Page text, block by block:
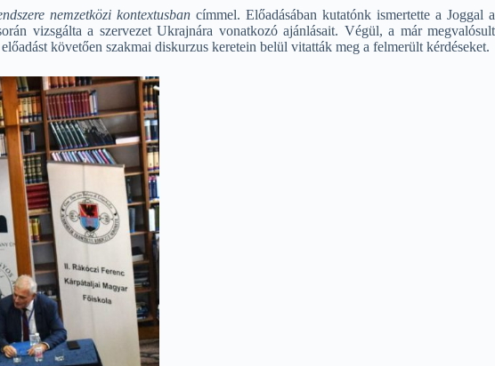
nemzetközi kontextusban címmel. Előadásában kutatónk ismertette a Joggal a
vizsgálta a szervezet Ukrajnára vonatkozó ajánlásait. Végül, a már megvalósult
követően szakmai diskurzus keretein belül vitatták meg a felmerült kérdéseket.